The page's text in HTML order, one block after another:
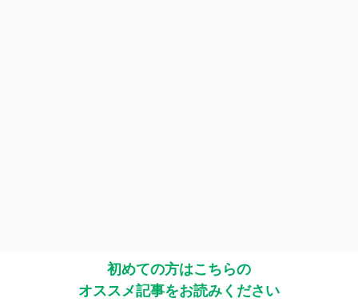
初めての方はこちらの
オススメ記事をお読みください